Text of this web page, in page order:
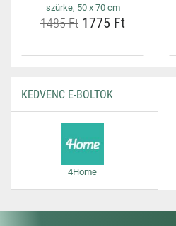
szürke, 50 x 70 cm
1485 Ft 1775 Ft
KEDVENC E-BOLTOK
4Home